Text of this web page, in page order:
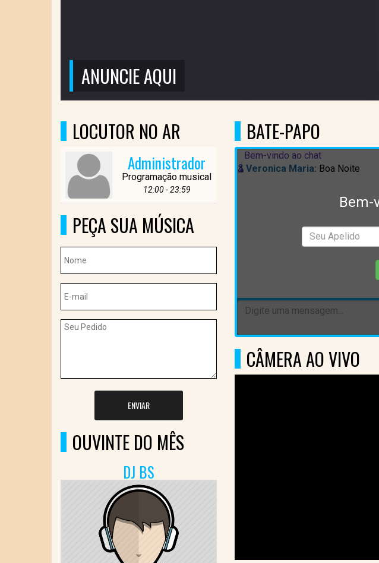
ANUNCIE AQUI
LOCUTOR NO AR
Administrador
Programação musical
12:00 - 23:59
PEÇA SUA MÚSICA
ENVIAR
OUVINTE DO MÊS
DJ BS
BATE-PAPO
Bem-
Bem-vindo ao chat
Veronica Maria: Boa Noite
CÂMERA AO VIVO